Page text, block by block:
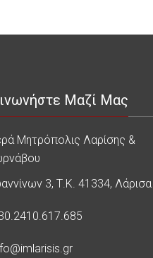
Μαζί Μας
Μητρόπολις Λαρίσης &
3, Τ.Κ. 41334, Λάρισα